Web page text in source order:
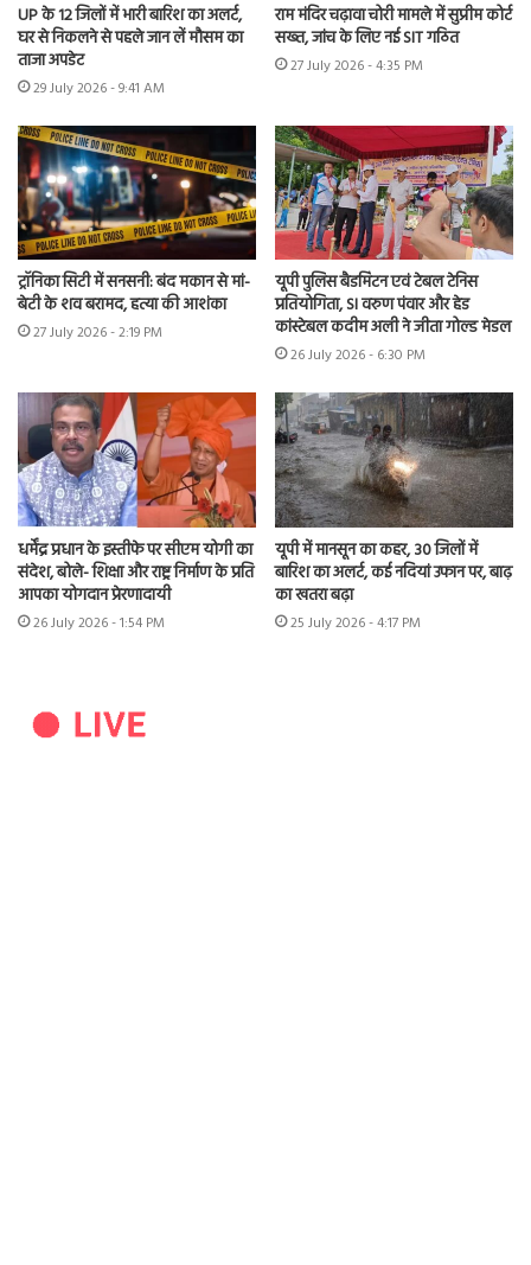
UP के 12 जिलों में भारी बारिश का अलर्ट,
घर से निकलने से पहले जान लें मौसम का
ताजा अपडेट
29 July 2026 - 9:41 AM
राम मंदिर चढ़ावा चोरी मामले में सुप्रीम कोर्ट
सख्त, जांच के लिए नई SIT गठित
27 July 2026 - 4:35 PM
ट्रॉनिका सिटी में सनसनी: बंद मकान से मां-
बेटी के शव बरामद, हत्या की आशंका
27 July 2026 - 2:19 PM
यूपी पुलिस बैडमिंटन एवं टेबल टेनिस
प्रतियोगिता, SI वरुण पंवार और हेड
कांस्टेबल कदीम अली ने जीता गोल्ड मेडल
26 July 2026 - 6:30 PM
धर्मेंद्र प्रधान के इस्तीफे पर सीएम योगी का
संदेश, बोले- शिक्षा और राष्ट्र निर्माण के प्रति
आपका योगदान प्रेरणादायी
26 July 2026 - 1:54 PM
यूपी में मानसून का कहर, 30 जिलों में
बारिश का अलर्ट, कई नदियां उफान पर, बाढ़
का खतरा बढ़ा
25 July 2026 - 4:17 PM